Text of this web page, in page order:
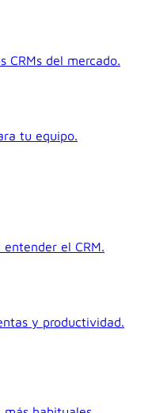
CRMs del mercado.
tu equipo.
el CRM.
y productividad.